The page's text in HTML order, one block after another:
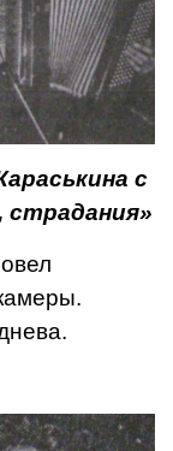
с
страдания»